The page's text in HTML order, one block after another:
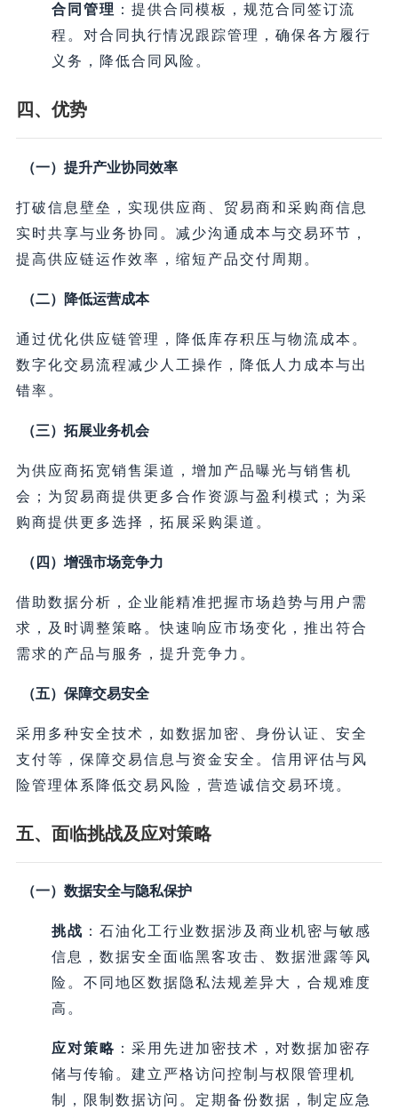
合同管理 ：提供合同模板，规范合同签订流
程。对合同执行情况跟踪管理，确保各方履行
义务，降低合同风险。
四、优势
（一）提升产业协同效率
打破信息壁垒，实现供应商、贸易商和采购商信息
实时共享与业务协同。减少沟通成本与交易环节，
提高供应链运作效率，缩短产品交付周期。
（二）降低运营成本
通过优化供应链管理，降低库存积压与物流成本。
数字化交易流程减少人工操作，降低人力成本与出
错率。
（三）拓展业务机会
为供应商拓宽销售渠道，增加产品曝光与销售机
会；为贸易商提供更多合作资源与盈利模式；为采
购商提供更多选择，拓展采购渠道。
（四）增强市场竞争力
借助数据分析，企业能精准把握市场趋势与用户需
求，及时调整策略。快速响应市场变化，推出符合
需求的产品与服务，提升竞争力。
（五）保障交易安全
采用多种安全技术，如数据加密、身份认证、安全
支付等，保障交易信息与资金安全。信用评估与风
险管理体系降低交易风险，营造诚信交易环境。
五、面临挑战及应对策略
（一）数据安全与隐私保护
挑战 ：石油化工行业数据涉及商业机密与敏感
信息，数据安全面临黑客攻击、数据泄露等风
险。不同地区数据隐私法规差异大，合规难度
高。
应对策略 ：采用先进加密技术，对数据加密存
储与传输。建立严格访问控制与权限管理机
制，限制数据访问。定期备份数据，制定应急